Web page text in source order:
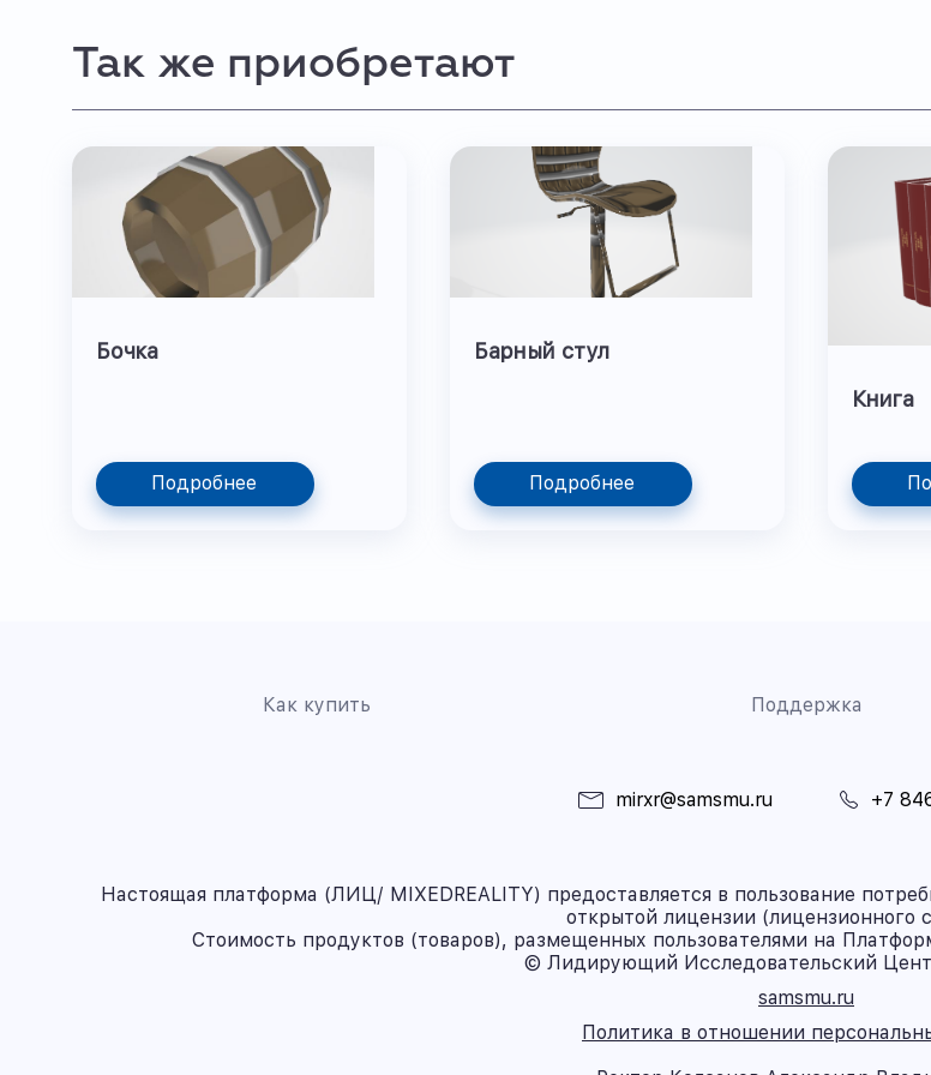
Так же приобретают
Бочка
Подробнее
Барный стул
Подробнее
Книга
Как купить Поддержка
mirxr@samsmu.ru +7
Настоящая платформа (ЛИЦ/ MIXEDREALITY) предоставляется в пользование
открытой лицензии (лицензионного
Стоимость продуктов (товаров), размещенных пользователями на
© Лидирующий Исследовательский
samsmu.ru
Политика в отношении